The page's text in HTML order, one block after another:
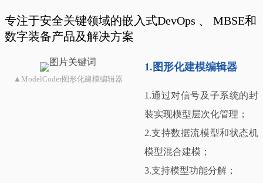
专注于安全关键领域的嵌入式DevOps 、 MBSE和
数字装备产品及解决方案
▲ModelCoder图形化建模编辑器
1.图形化建模编辑器
1.通过对信号及子系统的封
装实现模型层次化管理；
2.支持数据流模型和状态机
模型混合建模；
3.支持模型功能分解；